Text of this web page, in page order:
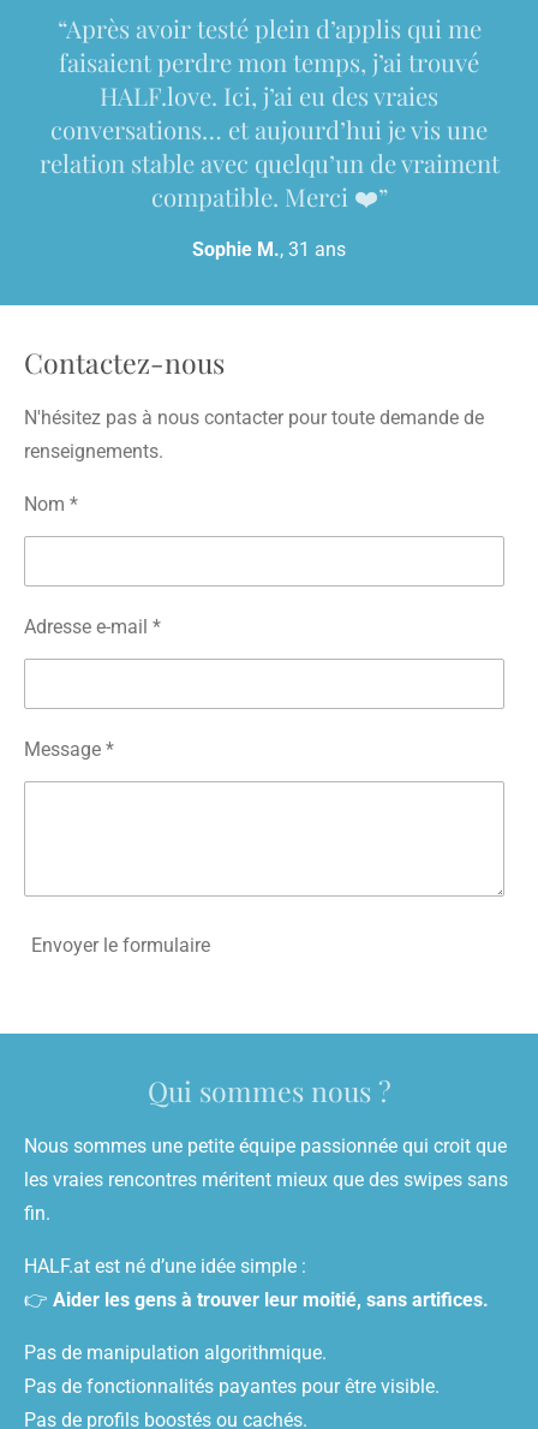
“Après avoir testé plein d’applis qui me
faisaient perdre mon temps, j’ai trouvé
HALF.love. Ici, j’ai eu des vraies
conversations… et aujourd’hui je vis une
relation stable avec quelqu’un de vraiment
compatible. Merci ❤️”
Sophie M., 31 ans
Contactez-nous
N'hésitez pas à nous contacter pour toute demande de
renseignements.
Nom *
Adresse e-mail *
Message *
Envoyer le formulaire
Qui sommes nous ?
Nous sommes une petite équipe passionnée qui croit que
les vraies rencontres méritent mieux que des swipes sans
fin.
HALF.at est né d’une idée simple :
👉 Aider les gens à trouver leur moitié, sans artifices.
Pas de manipulation algorithmique.
Pas de fonctionnalités payantes pour être visible.
Pas de profils boostés ou cachés.